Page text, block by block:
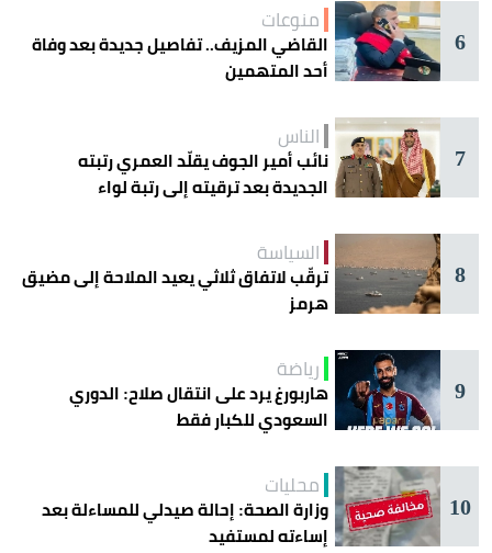
6
منوعات
القاضي المزيف.. تفاصيل جديدة بعد وفاة
أحد المتهمين
7
الناس
نائب أمير الجوف يقلّد العمري رتبته
الجديدة بعد ترقيته إلى رتبة لواء
8
السياسة
ترقّب لاتفاق ثلاثي يعيد الملاحة إلى مضيق
هرمز
9
رياضة
هاربورغ يرد على انتقال صلاح: الدوري
السعودي للكبار فقط
10
محليات
وزارة الصحة: إحالة صيدلي للمساءلة بعد
إساءته لمستفيد